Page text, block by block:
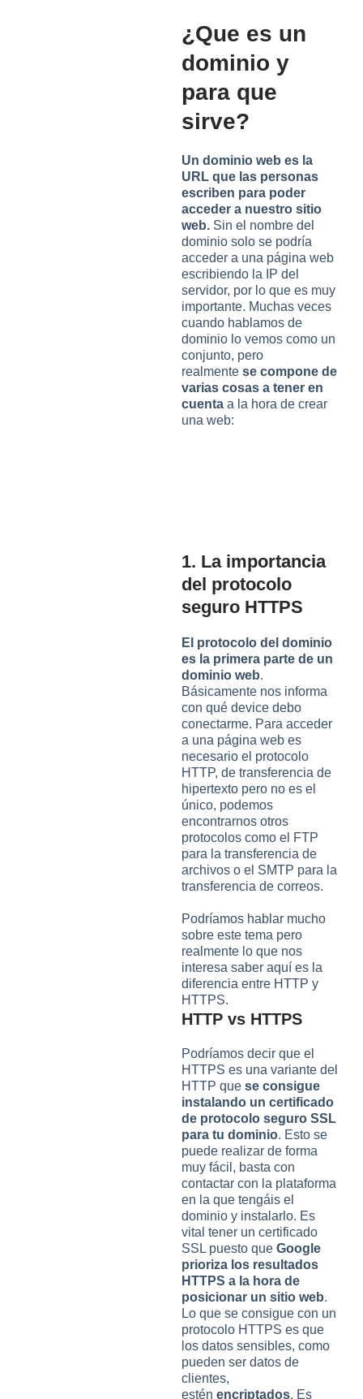
¿Que es un
dominio y
para que
sirve?
Un dominio web es la
URL que las personas
escriben para poder
acceder a nuestro sitio
web.Sin el nombre del
dominio solo se podría
acceder a una página web
escribiendo la IP del
servidor, por lo que es muy
importante. Muchas veces
cuando hablamos de
dominio lo vemos como un
conjunto, pero
realmente se compone de
varias cosas a tener en
cuentaa la hora de crear
una web:
1. La importancia
del protocolo
seguro HTTPS
El protocolo del dominio
es la primera parte de un
dominio web.
Básicamente nos informa
con qué device debo
conectarme. Para acceder
a una página web es
necesario el protocolo
HTTP, de transferencia de
hipertexto pero no es el
único, podemos
encontrarnos otros
protocolos como el FTP
para la transferencia de
archivos o el SMTP para la
transferencia de correos.
Podríamos hablar mucho
sobre este tema pero
realmente lo que nos
interesa saber aquí es la
diferencia entre HTTP y
HTTPS.
HTTP vs HTTPS
Podríamos decir que el
HTTPS es una variante del
HTTP que se consigue
instalando un certificado
de protocolo seguro SSL
para tu dominio. Esto se
puede realizar de forma
muy fácil, basta con
contactar con la plataforma
en la que tengáis el
dominio y instalarlo. Es
vital tener un certificado
SSL puesto que Google
prioriza los resultados
HTTPS a la hora de
posicionar un sitio web.
Lo que se consigue con un
protocolo HTTPS es que
los datos sensibles, como
pueden ser datos de
clientes,
estén encriptados. Es